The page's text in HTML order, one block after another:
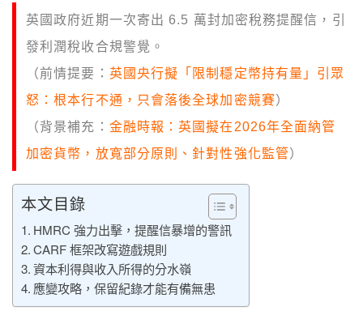
英國政府近期一次寄出 6.5 萬封加密稅務提醒信，引
發利潤稅收合規警覺。
（前情提要： 英國央行擬「限制穩定幣持有量」引眾
怒：根本行不通，只會落後全球加密競賽）
（背景補充： 金融時報：英國擬在2026年全面納管
加密貨幣，放寬部分原則、針對性強化監管）
本文目錄
HMRC 強力出擊，提醒信暴增的警訊
CARF 框架改寫遊戲規則
資本利得與收入所得的分水嶺
應變攻略，保留紀錄才能有備無患